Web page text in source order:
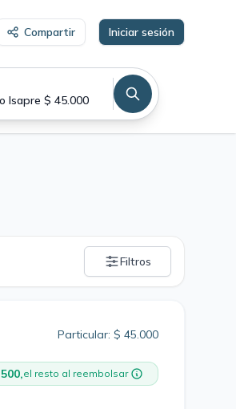
Compartir Iniciar sesión
Isapre $ 45.000
Filtros
Particular: $ 45.000
el resto al reembolsar